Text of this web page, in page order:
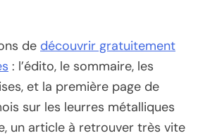
de découvrir gratuitement
: l’édito, le sommaire, les
et la première page de
sur les leurres métalliques
un article à retrouver très vite